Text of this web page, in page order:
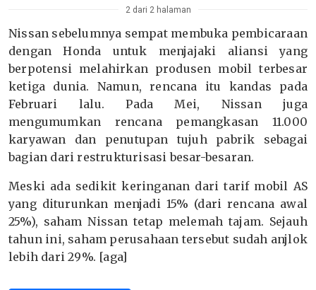
2 dari 2 halaman
Nissan sebelumnya sempat membuka pembicaraan
dengan Honda untuk menjajaki aliansi yang
berpotensi melahirkan produsen mobil terbesar
ketiga dunia. Namun, rencana itu kandas pada
Februari lalu. Pada Mei, Nissan juga
mengumumkan rencana pemangkasan 11.000
karyawan dan penutupan tujuh pabrik sebagai
bagian dari restrukturisasi besar-besaran.
Meski ada sedikit keringanan dari tarif mobil AS
yang diturunkan menjadi 15% (dari rencana awal
25%), saham Nissan tetap melemah tajam. Sejauh
tahun ini, saham perusahaan tersebut sudah anjlok
lebih dari 29%. [aga]